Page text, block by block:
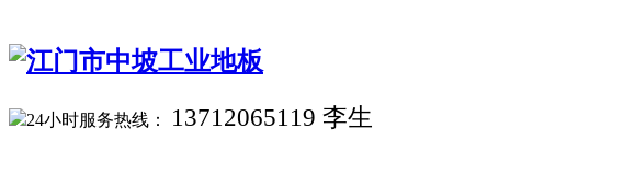
24小时服务热线： 13712065119 李生